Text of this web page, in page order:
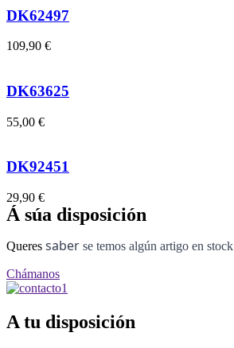
DK62497
109,90 €
DK63625
55,00 €
DK92451
29,90 €
Á súa disposición
Queres saber se temos algún artigo en stock
Chámanos
A tu disposición